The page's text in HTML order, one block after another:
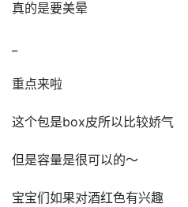
真的是要美晕
重点来啦
这个包是box皮所以比较娇气
但是容量是很可以的～
宝宝们如果对酒红色有兴趣